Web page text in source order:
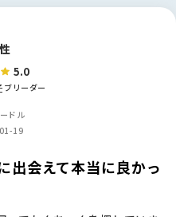
さんは、他のサイトとは
手な宣伝ではなく、ブリーダ
「正しい情報」を丁寧に発信
感じて信頼できました。
らしいブリーダーさんに出
5.0
ブリーダー
ドル
19
出会えて本当に良かっ